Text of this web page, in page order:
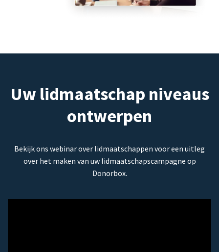
Uw lidmaatschap niveaus
ontwerpen
Bekijk ons webinar over lidmaatschappen voor een uitleg
over het maken van uw lidmaatschapscampagne op
Donorbox.